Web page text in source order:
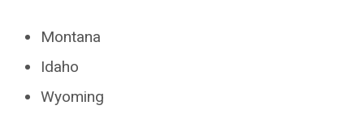
Montana
Idaho
Wyoming